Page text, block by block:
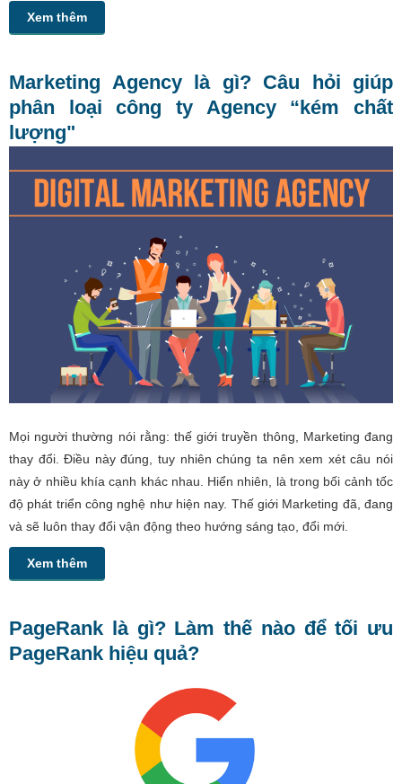
Xem thêm
Marketing Agency là gì? Câu hỏi giúp
phân loại công ty Agency “kém chất
lượng"
Mọi người thường nói rằng: thế giới truyền thông, Marketing đang
thay đổi. Điều này đúng, tuy nhiên chúng ta nên xem xét câu nói
này ở nhiều khía cạnh khác nhau. Hiển nhiên, là trong bối cảnh tốc
độ phát triển công nghệ như hiện nay. Thế giới Marketing đã, đang
và sẽ luôn thay đổi vận động theo hướng sáng tạo, đổi mới.
Xem thêm
PageRank là gì? Làm thế nào để tối ưu
PageRank hiệu quả?